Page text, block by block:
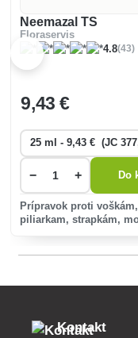
Neemazal TS
Floraservis
4.8(43)
9,43 €
− + Do
Prípravok proti
piliarkam, strapkám,
Kontakt